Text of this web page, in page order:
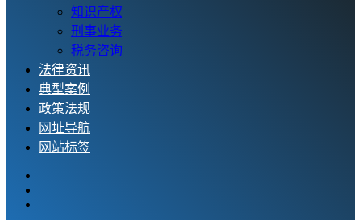
知识产权
刑事业务
税务咨询
法律资讯
典型案例
政策法规
网址导航
网站标签